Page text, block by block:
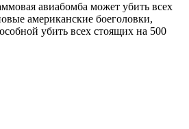
авиабомба может убить всех
американские боеголовки,
убить всех стоящих на 500